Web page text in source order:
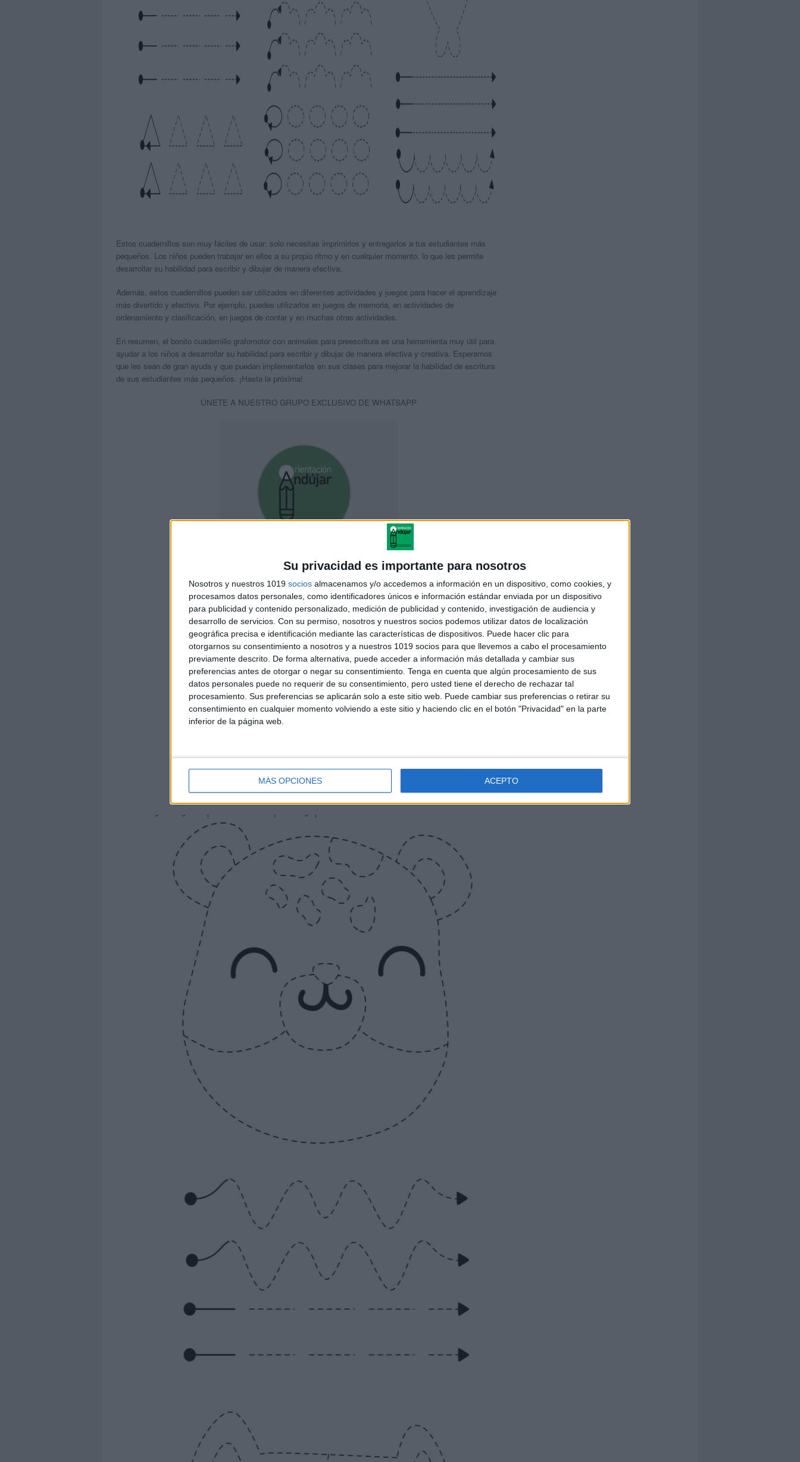
Su privacidad es importante para nosotros
Nosotros y nuestros 1019 socios almacenamos y/o accedemos a información en un dispositivo, como cookies, y
procesamos datos personales, como identificadores únicos e información estándar enviada por un dispositivo
para publicidad y contenido personalizado, medición de publicidad y contenido, investigación de audiencia y
desarrollo de servicios. Con su permiso, nosotros y nuestros socios podemos utilizar datos de localización
geográfica precisa e identificación mediante las características de dispositivos. Puede hacer clic para
otorgarnos su consentimiento a nosotros y a nuestros 1019 socios para que llevemos a cabo el procesamiento
previamente descrito. De forma alternativa, puede acceder a información más detallada y cambiar sus
preferencias antes de otorgar o negar su consentimiento. Tenga en cuenta que algún procesamiento de sus
datos personales puede no requerir de su consentimiento, pero usted tiene el derecho de rechazar tal
procesamiento. Sus preferencias se aplicarán solo a este sitio web. Puede cambiar sus preferencias o retirar su
consentimiento en cualquier momento volviendo a este sitio y haciendo clic en el botón "Privacidad" en la parte
inferior de la página web.
MÁS OPCIONES ACEPTO
Estos cuadernillos son muy fáciles de usar: solo necesitas imprimirlos y entregarlos a tus estudiantes más
pequeños. Los niños pueden trabajar en ellos a su propio ritmo y en cualquier momento, lo que les permite
desarrollar su habilidad para escribir y dibujar de manera efectiva.
Además, estos cuadernillos pueden ser utilizados en diferentes actividades y juegos para hacer el aprendizaje
más divertido y efectivo. Por ejemplo, puedes utilizarlos en juegos de memoria, en actividades de
ordenamiento y clasificación, en juegos de contar y en muchas otras actividades.
En resumen, el bonito cuadernillo grafomotor con animales para preescritura es una herramienta muy útil para
ayudar a los niños a desarrollar su habilidad para escribir y dibujar de manera efectiva y creativa. Esperamos
que les sean de gran ayuda y que puedan implementarlos en sus clases para mejorar la habilidad de escritura
de sus estudiantes más pequeños. ¡Hasta la próxima!
ÚNETE A NUESTRO GRUPO EXCLUSIVO DE WHATSAPP
ENLACE AL GRUPO
DESCARGA MÁS ABAJO EL RECURSO EN PDF